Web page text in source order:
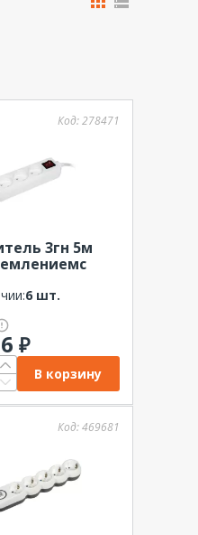
Код:278471
3гн 5м
6 шт.
₽
В корзину
Код:469681